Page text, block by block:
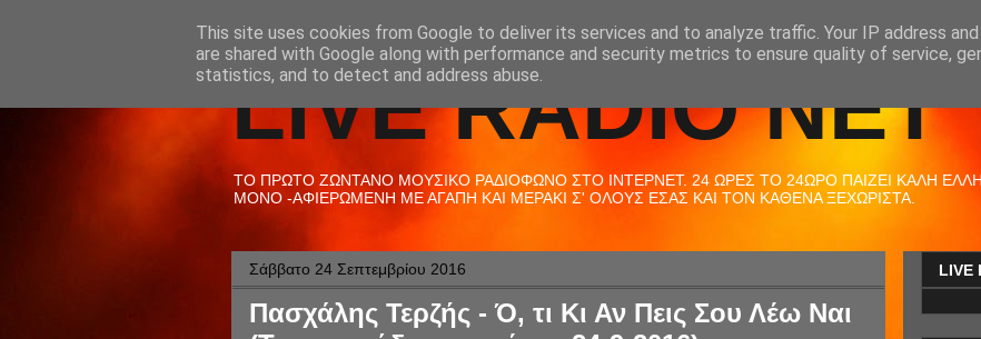
LIVE RADIO NET
ΤΟ ΠΡΩΤΟ ΖΩΝΤΑΝΟ ΜΟΥΣΙΚΟ ΡΑΔΙΟΦΩΝΟ ΣΤΟ ΙΝΤΕΡΝΕΤ. 24 ΩΡΕΣ ΤΟ 24ΩΡΟ ΠΑΙΖΕΙ ΚΑΛΗ
ΜΟΝΟ -ΑΦΙΕΡΩΜΕΝΗ ΜΕ ΑΓΑΠΗ ΚΑΙ ΜΕΡΑΚΙ Σ' ΟΛΟΥΣ ΕΣΑΣ ΚΑΙ ΤΟΝ ΚΑΘΕΝΑ ΞΕΧΩΡΙΣΤΑ.
Σάββατο 24 Σεπτεμβρίου 2016
Πασχάλης Τερζής - Ό, τι Κι Αν Πεις Σου Λέω Ναι
LIVE
This site uses cookies from Google to deliver its services and to analyze traffic. Your IP address
are shared with Google along with performance and security metrics to ensure quality of service,
statistics, and to detect and address abuse.